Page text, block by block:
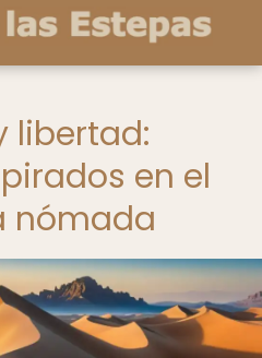
libertad:
en el
nómada